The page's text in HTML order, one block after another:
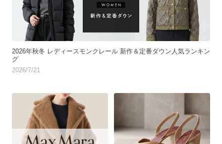
2026年秋冬 レディースモンクレール 新作＆定番ダウン人気ランキン
グ
2026/7/21